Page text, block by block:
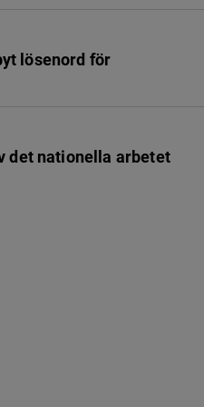
lösenord för
det nationella arbetet